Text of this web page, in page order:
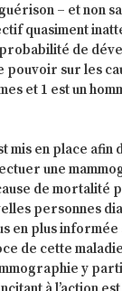
– et non
quasiment
de
pouvoir sur les
et 1 est un
en place afin
une
de mortalité
personnes
en plus
de cette
y